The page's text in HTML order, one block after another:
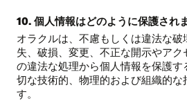
10. 個人情報はどのように保護され
オラクルは、不慮もしくは違法な
失、破損、変更、不正な開示やア
の違法な処理から個人情報を保護
切な技術的、物理的および組織的な
す。